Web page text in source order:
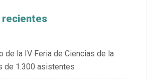
recientes
de la IV Feria de Ciencias de la
de 1.300 asistentes